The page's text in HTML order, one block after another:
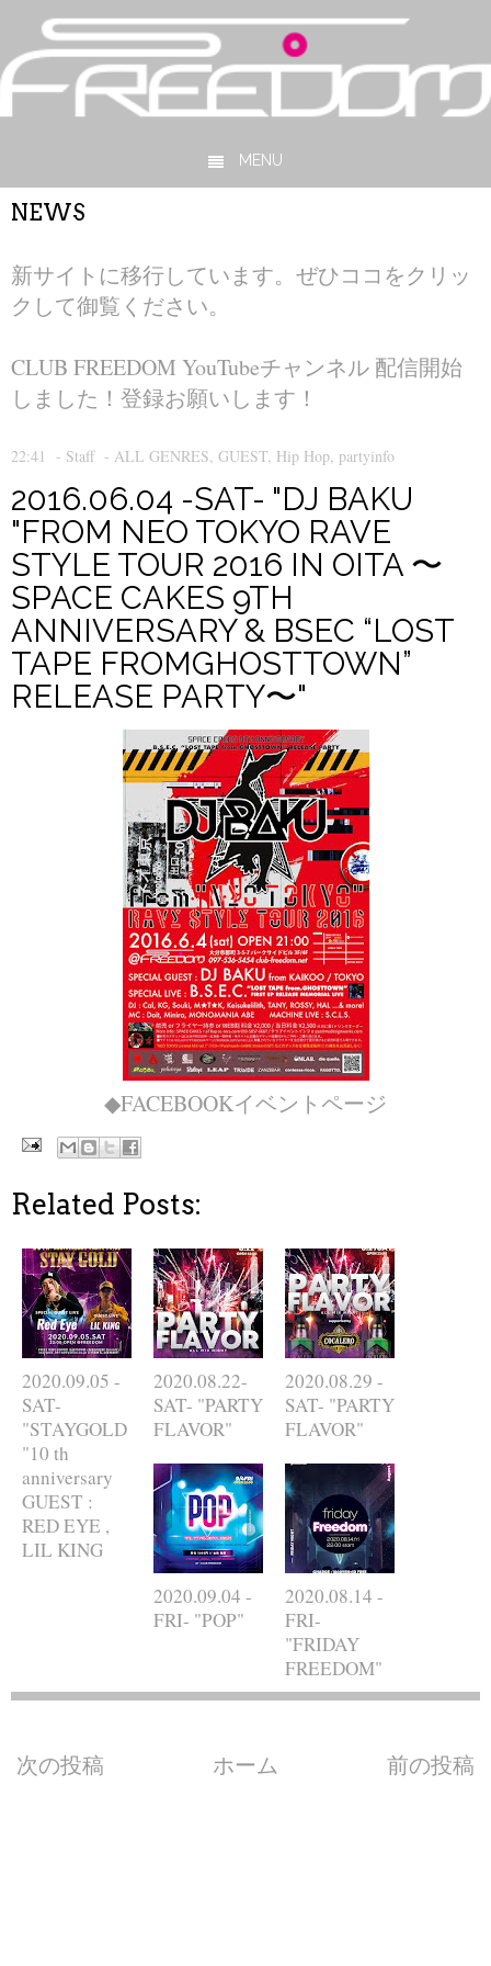
MENU
Skip to content
NEWS
新サイトに移行しています。ぜひココをクリッ
クして御覧ください。
CLUB FREEDOM YouTubeチャンネル 配信開始
しました！登録お願いします！
22:41 - Staff- ALL GENRES GUEST Hip Hop partyinfo
2016.06.04 -SAT- "DJ BAKU
"FROM NEO TOKYO RAVE
STYLE TOUR 2016 IN OITA 〜
SPACE CAKES 9TH
ANNIVERSARY & BSEC “LOST
TAPE FROMGHOSTTOWN”
RELEASE PARTY〜"
◆FACEBOOKイベントページ
Related Posts:
2020.09.05 -
SAT-
"STAYGOLD
"10 th
anniversary
GUEST :
RED EYE ,
LIL KING
2020.08.22-
SAT- "PARTY
FLAVOR"
2020.08.29 -
SAT- "PARTY
FLAVOR"
2020.09.04 -
FRI- "POP"
2020.08.14 -
FRI-
"FRIDAY
FREEDOM"
次の投稿 前の投稿
ホーム